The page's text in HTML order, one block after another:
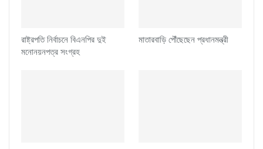
রাষ্ট্রপতি নির্বাচনে বিএনপির দুই
মনোনয়নপত্র সংগ্রহ
মাতারবাড়ি পৌঁছেছেন প্রধানমন্ত্রী